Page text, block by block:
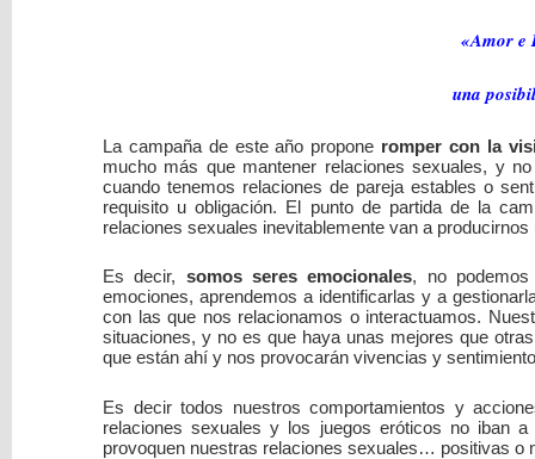
«Amor e
una
La campaña de este año propone romper con la
mucho más que mantener relaciones sexuales, y
cuando tenemos relaciones de pareja estables o
requisito u obligación. El punto de partida de la
relaciones sexuales inevitablemente van a
Es decir, somos seres emocionales, no
emociones, aprendemos a identificarlas y a
con las que nos relacionamos o interactuamos.
situaciones, y no es que haya unas mejores que
que están ahí y nos provocarán vivencias y
Es decir todos nuestros comportamientos y
relaciones sexuales y los juegos eróticos no iban
provoquen nuestras relaciones sexuales… positivas o